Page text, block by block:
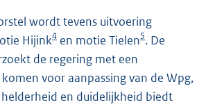
wordt tevens uitvoering
Hijink4 en motie Tielen5. De
de regering met een
voor aanpassing van de Wpg,
en duidelijkheid biedt